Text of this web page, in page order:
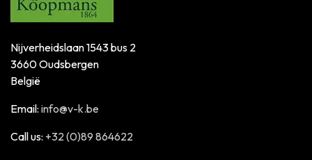
Nijverheidslaan 1543 bus 2
3660 Oudsbergen
België
Email: info@v-k.be
Call us: +32 (0)89 864622